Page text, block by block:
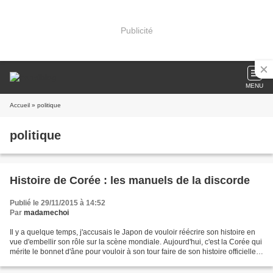
Publicité
MENU
Accueil » politique
politique
Histoire de Corée : les manuels de la discorde
Publié le 29/11/2015 à 14:52
Par madamechoi
Il y a quelque temps, j'accusais le Japon de vouloir réécrire son histoire en
vue d'embellir son rôle sur la scène mondiale. Aujourd'hui, c'est la Corée qui
mérite le bonnet d'âne pour vouloir à son tour faire de son histoire officielle